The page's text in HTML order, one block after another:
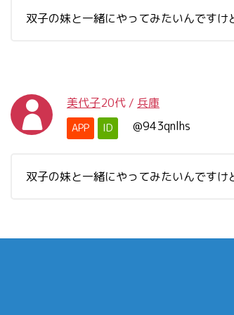
双子の妹と一緒にやってみたいんですけ
美代子20代 / 兵庫
APP ID @943qnlhs
双子の妹と一緒にやってみたいんですけ